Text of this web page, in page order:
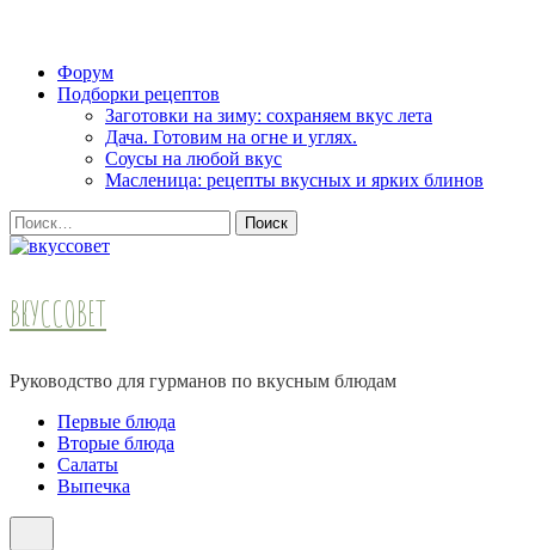
Skip
Форум
Подборки рецептов
Заготовки на зиму: сохраняем вкус лета
Дача. Готовим на огне и углях.
Соусы на любой вкус
Масленица: рецепты вкусных и ярких блинов
Найти:
ВКУССОВЕТ
Руководство для гурманов по вкусным блюдам
Первые блюда
Вторые блюда
Салаты
Выпечка